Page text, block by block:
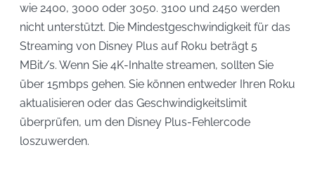
wie 2400, 3000 oder 3050. 3100 und 2450 werden
nicht unterstützt. Die Mindestgeschwindigkeit für das
Streaming von Disney Plus auf Roku beträgt 5
MBit/s. Wenn Sie 4K-Inhalte streamen, sollten Sie
über 15mbps gehen. Sie können entweder Ihren Roku
aktualisieren oder das Geschwindigkeitslimit
überprüfen, um den Disney Plus-Fehlercode
loszuwerden.